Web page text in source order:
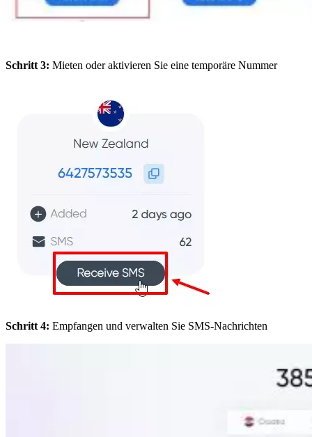
Schritt 3: Mieten oder aktivieren Sie eine temporäre Nummer
Schritt 4: Empfangen und verwalten Sie SMS-Nachrichten